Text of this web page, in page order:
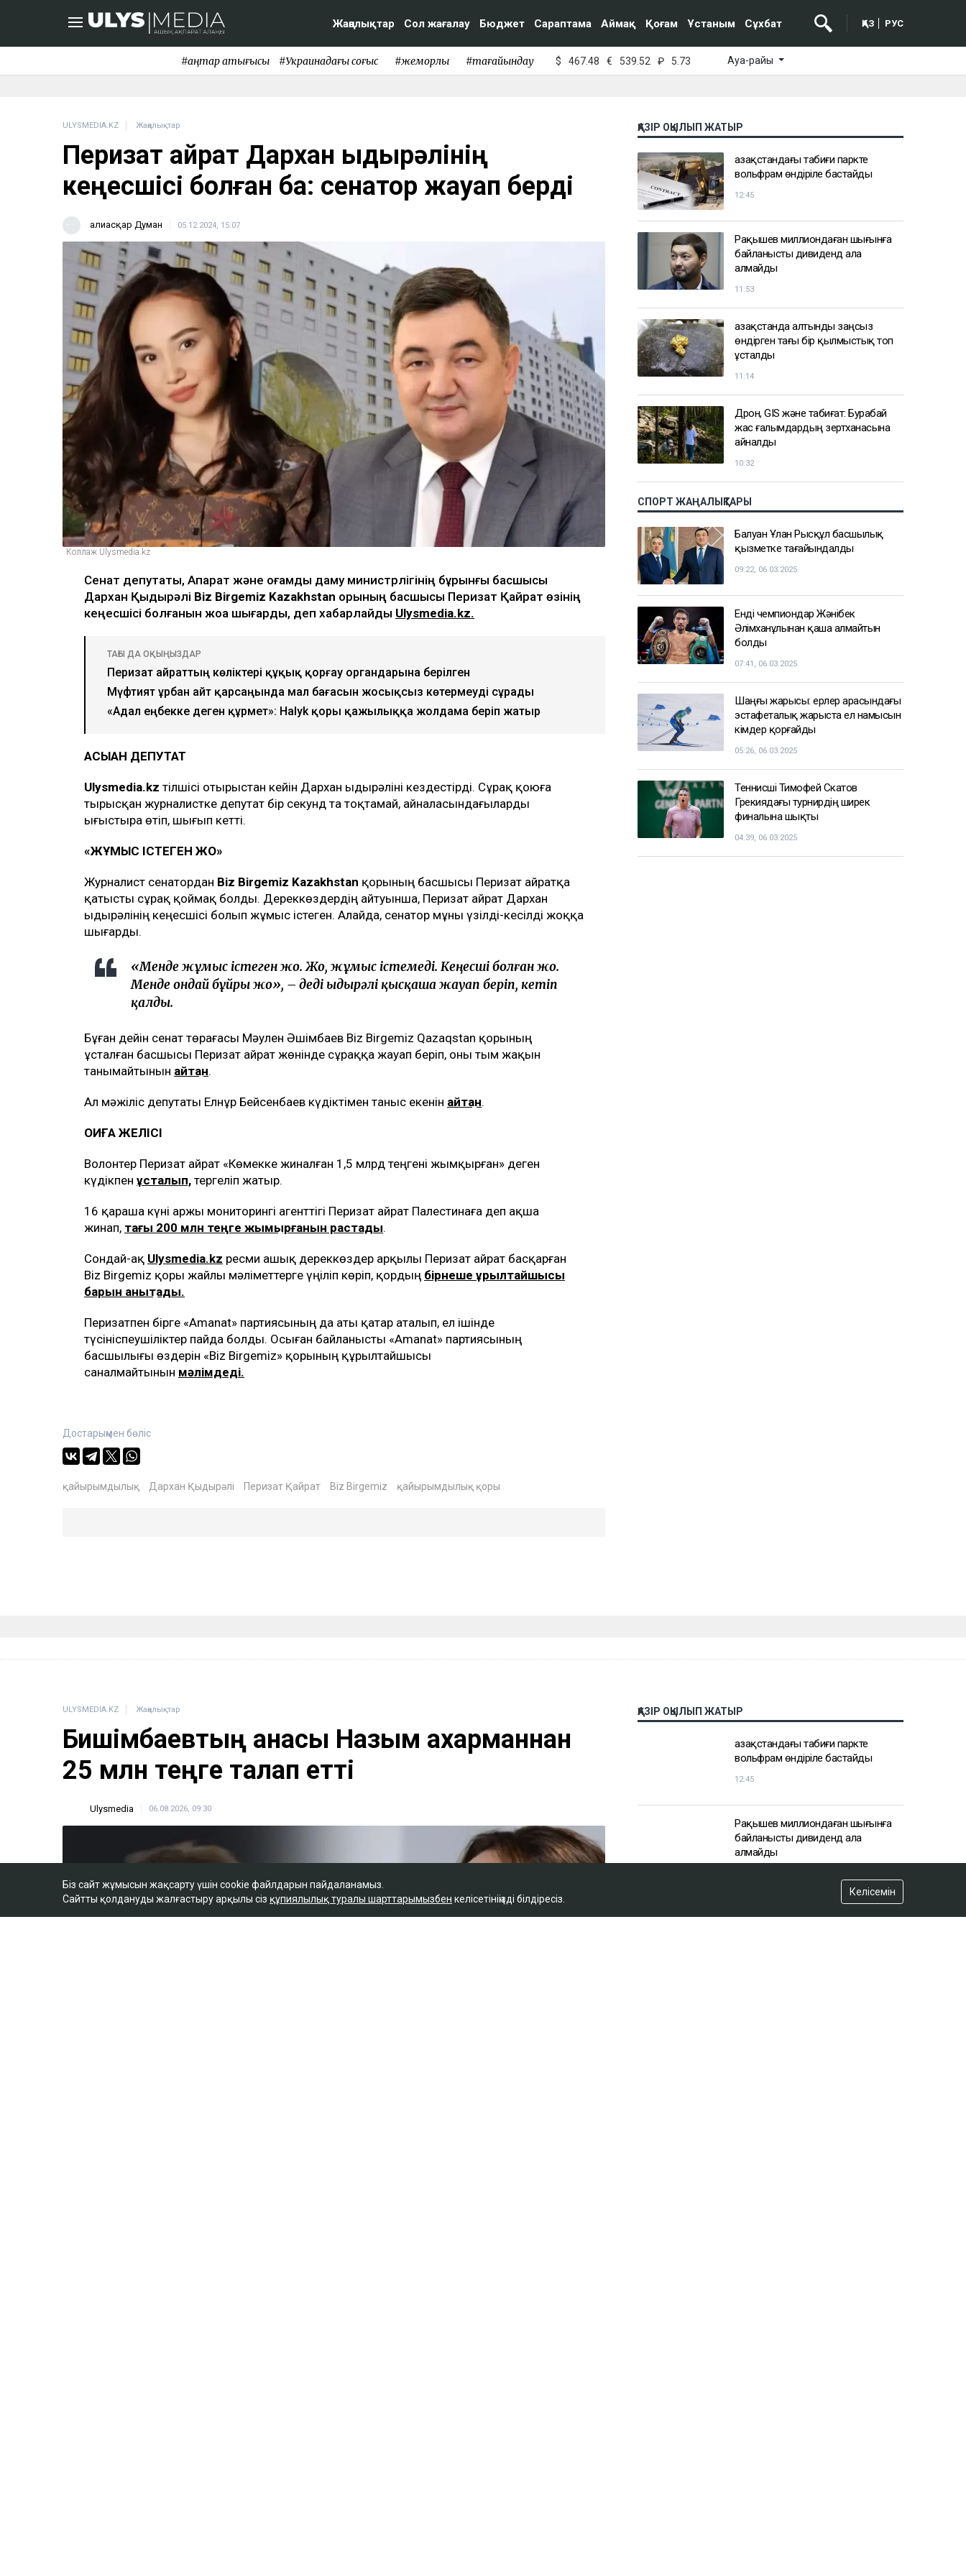
Жаңалықтар Сол жағалау Бюджет Сараптама Аймақ Қоғам Ұстаным Сұхбат ҚАЗ РУС
#қаңтар қақтығысы #Украинадағы соғыс #жемқорлық #тағайындау $ 467.48 € 539.52 ₽ 5.73 Ауа-райы
ULYSMEDIA.KZ Жаңалықтар
Перизат Қайрат Дархан Қыдырәлінің
кеңесшісі болған ба: сенатор жауап берді
Ғалиасқар Думан 05.12.2024, 15:07
Коллаж Ulysmedia.kz
Сенат депутаты, Ақпарат және қоғамдық даму министрлігінің бұрынғы басшысы
Дархан Қыдырәлі Biz Birgemiz Kazakhstan қорының басшысы Перизат Қайрат өзінің
кеңесшісі болғанын жоққа шығарды, деп хабарлайды Ulysmedia.kz.
ТАҒЫ ДА ОҚЫҢЫЗДАР
Перизат Қайраттың көліктері құқық қорғау органдарына берілген
Мүфтият Құрбан айт қарсаңында мал бағасын жосықсыз көтермеуді сұрады
«Адал еңбекке деген құрмет»: Halyk қоры қажылыққа жолдама беріп жатыр
АСЫҚҚАН ДЕПУТАТ
Ulysmedia.kz тілшісі отырыстан кейін Дархан Қыдырәліні кездестірді. Сұрақ қоюға
тырысқан журналистке депутат бір секунд та тоқтамай, айналасындағыларды
ығыстыра өтіп, шығып кетті.
«ЖҰМЫС ІСТЕГЕН ЖОҚ»
Журналист сенатордан Biz Birgemiz Kazakhstan қорының басшысы Перизат Қайратқа
қатысты сұрақ қоймақ болды. Дереккөздердің айтуынша, Перизат Қайрат Дархан
Қыдырәлінің кеңесшісі болып жұмыс істеген. Алайда, сенатор мұны үзілді-кесілді жоққа
шығарды.
«Менде жұмыс істеген жоқ. Жоқ, жұмыс істемеді. Кеңесші болған жоқ.
Менде ондай бұйрық жоқ», – деді Қыдырәлі қысқаша жауап беріп, кетіп
қалды.
Бұған дейін сенат төрағасы Мәулен Әшімбаев Biz Birgemiz Qazaqstan қорының
ұсталған басшысы Перизат Қайрат жөнінде сұраққа жауап беріп, оны тым жақын
танымайтынын айтқан.
Ал мәжіліс депутаты Елнұр Бейсенбаев күдіктімен таныс екенін айтқан.
ОҚИҒА ЖЕЛІСІ
Волонтер Перизат Қайрат «Көмекке жиналған 1,5 млрд теңгені жымқырған» деген
күдікпен ұсталып, тергеліп жатыр.
16 қараша күні Қаржы мониторингі агенттігі Перизат Қайрат Палестинаға деп ақша
жинап, тағы 200 млн теңге жымқырғанын растады.
Сондай-ақ Ulysmedia.kz ресми ашық дереккөздер арқылы Перизат Қайрат басқарған
Biz Birgemiz қоры жайлы мәліметтерге үңіліп көріп, қордың бірнеше құрылтайшысы
барын анықтады.
Перизатпен бірге «Amanat» партиясының да аты қатар аталып, ел ішінде
түсініспеушіліктер пайда болды. Осыған байланысты «Amanat» партиясының
басшылығы өздерін «Biz Birgemiz» қорының құрылтайшысы
саналмайтынын мәлімдеді.
Достарыңмен бөліс
қайырымдылық Дархан Қыдырәлі Перизат Қайрат Biz Birgemiz қайырымдылық қоры
ҚАЗІР ОҚЫЛЫП ЖАТЫР
Қазақстандағы табиғи паркте
вольфрам өндіріле бастайды
12:45
Рақышев миллиондаған шығынға
байланысты дивиденд ала
алмайды
11:53
Қазақстанда алтынды заңсыз
өндірген тағы бір қылмыстық топ
ұсталды
11:14
Дрон, GIS және табиғат: Бурабай
жас ғалымдардың зертханасына
айналды
10:32
СПОРТ ЖАҢАЛЫҚТАРЫ
Балуан Ұлан Рысқұл басшылық
қызметке тағайындалды
09:22, 06.03.2025
Енді чемпиондар Жәнібек
Әлімханұлынан қаша алмайтын
болды
07:41, 06.03.2025
Шаңғы жарысы: ерлер арасындағы
эстафеталық жарыста ел намысын
кімдер қорғайды
05:26, 06.03.2025
Теннисші Тимофей Скатов
Грекиядағы турнирдің ширек
финалына шықты
04:39, 06.03.2025
ULYSMEDIA.KZ Жаңалықтар
Бишімбаевтың анасы Назым Қахарманнан
25 млн теңге талап етті
Ulysmedia 06.08.2026, 09:30
ҚАЗІР ОҚЫЛЫП ЖАТЫР
Қазақстандағы табиғи паркте
вольфрам өндіріле бастайды
12:45
Рақышев миллиондаған шығынға
байланысты дивиденд ала
алмайды
Біз сайт жұмысын жақсарту үшін cookie файлдарын пайдаланамыз.
Сайтты қолдануды жалғастыру арқылы сіз құпиялылық туралы шарттарымызбен келісетініңізді білдіресіз.
Келісемін